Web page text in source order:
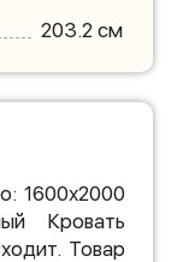
203.2 см
1600х2000
Кровать
Товар